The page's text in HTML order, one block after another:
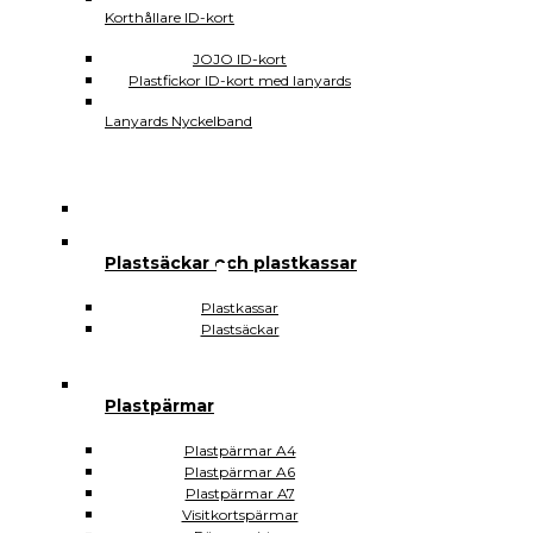
Korthållare ID-kort
JOJO ID-kort
Plastfickor ID-kort med lanyards
Lanyards Nyckelband
Plastsäckar och plastkassar
Plastkassar
Plastsäckar
Plastpärmar
Plastpärmar A4
Plastpärmar A6
Plastpärmar A7
Visitkortspärmar
DVD
Självhäftande
hörnfickor
visitkortsfickor
skyltning
etiketter
Plastfickor
prismärkning
ID-
kort
Korthållare
ID-